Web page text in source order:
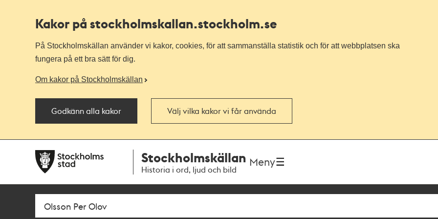
Kakor på stockholmskallan.stockholm.se
På Stockholmskällan använder vi kakor, cookies, för att sammanställa statistik och för att webbplatsen ska
fungera på ett bra sätt för dig.
Om kakor på Stockholmskällan
Godkänn alla kakor Välj vilka kakor vi får använda
navigationen
huvudinnehållet
Stockholmskällan
Historia i ord, ljud och bild
Meny
Sök